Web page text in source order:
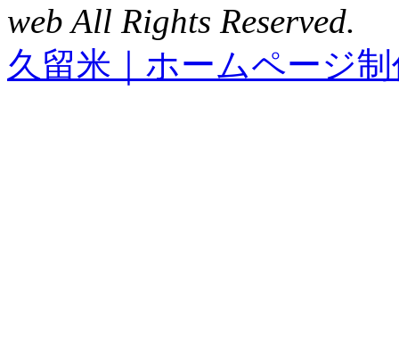
web All Rights Reserved.
久留米｜ホームページ